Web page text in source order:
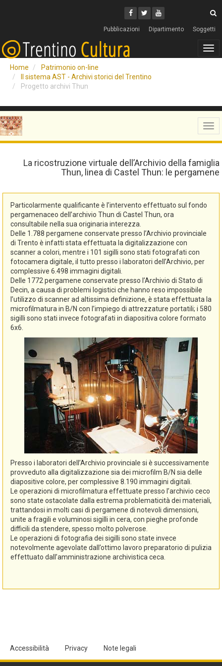
Facebook
Twitter
Youtube
Pubblicazioni Dipartimento Soggetti
Home
Patrimonio on-line
Il sistema AST - Archivi storici del Trentino
Progetto archivi Thun
La ricostruzione virtuale dell’Archivio della famiglia
Thun, linea di Castel Thun: le pergamene
Particolarmente qualificante è l’intervento effettuato sul fondo
pergamenaceo dell’archivio Thun di Castel Thun, ora
consultabile nella sua originaria interezza.
Delle 1.788 pergamene conservate presso l’Archivio provinciale
di Trento è infatti stata effettuata la digitalizzazione con
scanner a colori, mentre i 101 sigilli sono stati fotografati con
fotocamera digitale, il tutto presso i laboratori dell’Archivio, per
complessive 6.498 immagini digitali.
Delle 1772 pergamene conservate presso l’Archivio di Stato di
Decin, a causa di problemi logistici che hanno reso impossibile
l’utilizzo di scanner ad altissima definizione, è stata effettuata la
microfilmatura in B/N con l’impiego di attrezzature portatili; i 580
sigilli sono stati invece fotografati in diapositiva colore formato
6x6.
Presso i laboratori dell’Archivio provinciale si è successivamente
provveduto alla digitalizzazione sia dei microfilm B/N sia delle
diapositive colore, per complessive 8.190 immagini digitali.
Le operazioni di microfilmatura effettuate presso l’archivio ceco
sono state ostacolate dalla estrema problematicità dei materiali,
trattandosi in molti casi di pergamene di notevoli dimensioni,
unite a fragili e voluminosi sigilli in cera, con pieghe profonde
difficili da stendere, spesso molto polverose.
Le operazioni di fotografia dei sigilli sono state invece
notevolmente agevolate dall’ottimo lavoro preparatorio di pulizia
effettuato dall’amministrazione archivistica ceca.
Accessibilità Privacy Note legali